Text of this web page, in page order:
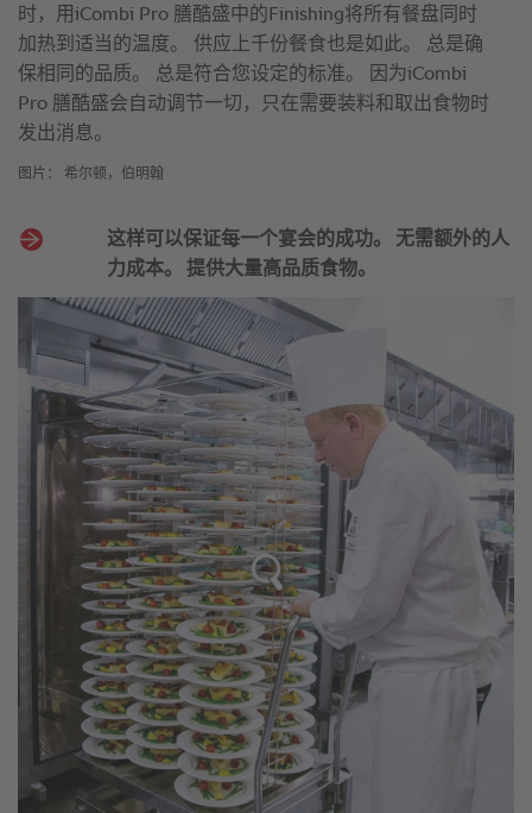
时，用iCombi Pro 膳酷盛中的Finishing将所有餐盘同时
加热到适当的温度。 供应上千份餐食也是如此。 总是确
保相同的品质。 总是符合您设定的标准。 因为iCombi
Pro 膳酷盛会自动调节一切，只在需要装料和取出食物时
发出消息。
图片： 希尔顿，伯明翰
这样可以保证每一个宴会的成功。 无需额外的人
力成本。 提供大量高品质食物。